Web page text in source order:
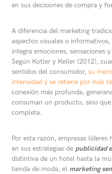
en sus decisiones de compra y
A diferencia del marketing
aspectos visuales o informativos,
integra emociones, sensaciones
Según Kotler y Keller (2012),
sentidos del consumidor, su
intensidad y se retiene por más
conexión más profunda,
consuman un producto, sino
completa.
Por esta razón, empresas
en sus estrategias de publicidad
distintiva de un hotel hasta la
tienda de moda, el marketing